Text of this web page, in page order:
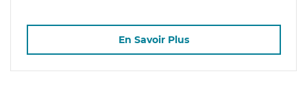
En Savoir Plus